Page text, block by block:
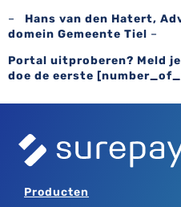
– Hans van den Hatert,
domein Gemeente Tiel –
Portal uitproberen? Meld
doe de eerste
Producten